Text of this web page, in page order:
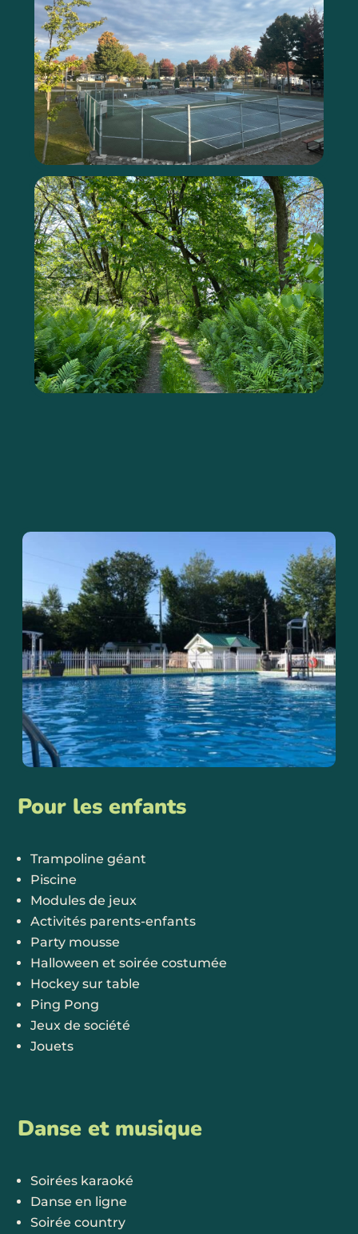
Pour les enfants
Trampoline géant
Piscine
Modules de jeux
Activités parents-enfants
Party mousse
Halloween et soirée costumée
Hockey sur table
Ping Pong
Jeux de société
Jouets
Danse et musique
Soirées karaoké
Danse en ligne
Soirée country